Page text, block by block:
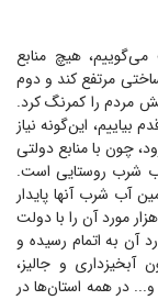
هیچ منابع
مرتفع کند و دوم
مردم را کمرنگ کرد.
این‌گونه نیاز
چون با منابع دولتی
شرب روستایی است.
یا تأمین آب شرب آنها پایدار
نیست. ما در این طرح این مسئله را مطرح کردیم و ۷هزار مورد آن را با دولت
بستیم که در این مدت دو سال ۲هزار و ۱۰ مورد آن به اتمام رسیده و
و جالیز،
در همه استان‌ها در